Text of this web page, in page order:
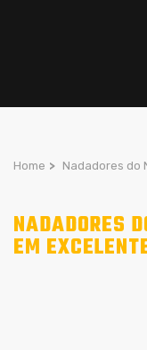
Home > Nadadores do
NADADORES
EM